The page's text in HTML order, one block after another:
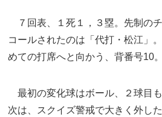
７回表、１死１，３塁。先制のチ
コールされたのは「代打・松江」
めての打席へと向かう、背番号10。
最初の変化球はボール、２球目も
次は、スクイズ警戒で大きく外し